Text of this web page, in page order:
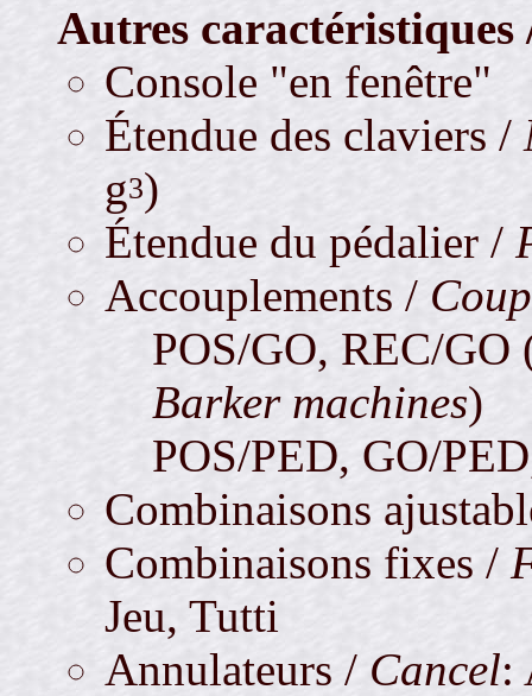
Autres
Console "en fenêtre"
Étendue des claviers /
g3)
Étendue du pédalier /
Accouplements /
POS/GO, REC/
Barker machines)
POS/PED, GO/
Combinaisons
Combinaisons fixes /
Jeu, Tutti
Annulateurs / Cancel: